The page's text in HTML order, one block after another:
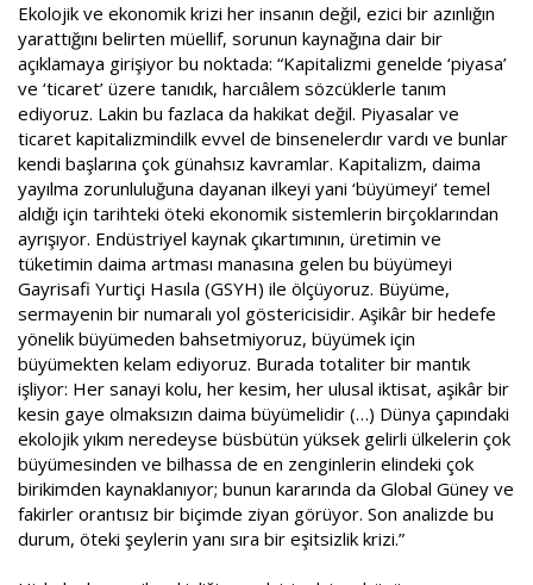
Ekolojik ve ekonomik krizi her insanın değil, ezici bir azınlığın
yarattığını belirten müellif, sorunun kaynağına dair bir
açıklamaya girişiyor bu noktada: “Kapitalizmi genelde ‘piyasa’
ve ‘ticaret’ üzere tanıdık, harcıâlem sözcüklerle tanım
ediyoruz. Lakin bu fazlaca da hakikat değil. Piyasalar ve
ticaret kapitalizmindilk evvel de binsenelerdır vardı ve bunlar
kendi başlarına çok günahsız kavramlar. Kapitalizm, daima
yayılma zorunluluğuna dayanan ilkeyi yani ‘büyümeyi’ temel
aldığı için tarihteki öteki ekonomik sistemlerin birçoklarından
ayrışıyor. Endüstriyel kaynak çıkartımının, üretimin ve
tüketimin daima artması manasına gelen bu büyümeyi
Gayrisafi Yurtiçi Hasıla (GSYH) ile ölçüyoruz. Büyüme,
sermayenin bir numaralı yol göstericisidir. Aşikâr bir hedefe
yönelik büyümeden bahsetmiyoruz, büyümek için
büyümekten kelam ediyoruz. Burada totaliter bir mantık
işliyor: Her sanayi kolu, her kesim, her ulusal iktisat, aşikâr bir
kesin gaye olmaksızın daima büyümelidir (…) Dünya çapındaki
ekolojik yıkım neredeyse büsbütün yüksek gelirli ülkelerin çok
büyümesinden ve bilhassa de en zenginlerin elindeki çok
birikimden kaynaklanıyor; bunun kararında da Global Güney ve
fakirler orantısız bir biçimde ziyan görüyor. Son analizde bu
durum, öteki şeylerin yanı sıra bir eşitsizlik krizi.”